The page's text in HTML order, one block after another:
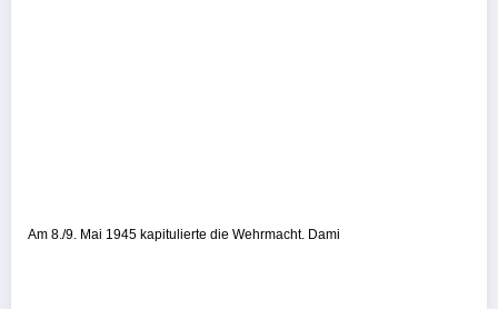
Am 8./9. Mai 1945 kapitulierte die Wehrmacht. Dami